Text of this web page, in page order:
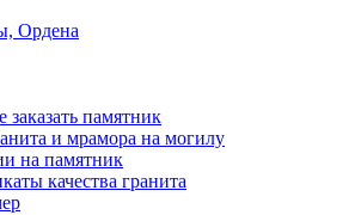
Ордена
заказать памятник
и мрамора на могилу
на памятник
качества гранита